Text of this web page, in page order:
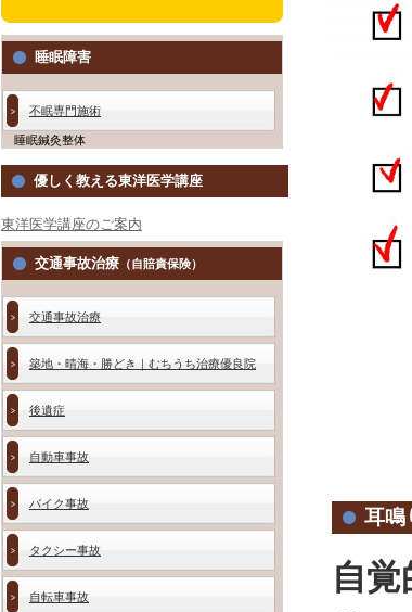
耳鳴
自
睡眠障害
不眠専門施術
睡眠鍼灸整体
優しく教える東洋医学講座
東洋医学講座のご案内
交通事故治療 （自賠責保険）
交通事故治療
築地・晴海・勝どき｜むちうち治療優良院
後遺症
自動車事故
バイク事故
タクシー事故
自転車事故